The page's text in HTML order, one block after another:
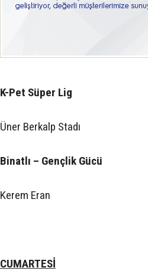
K-Pet Süper Lig
Üner Berkalp Stadı
Binatlı – Gençlik Gücü
Kerem Eran
CUMARTESİ